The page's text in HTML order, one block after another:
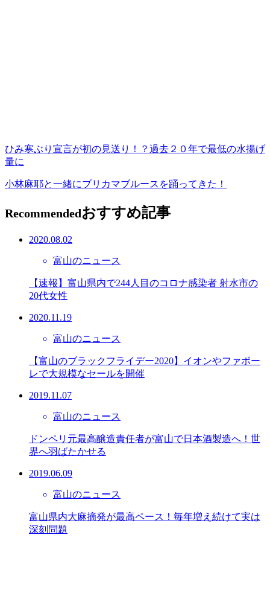
ひみ寒ぶり宣言が初の見送り！？過去２０年で最低の水揚げ
量に
小林麻耶と一緒にブリカマブルースを踊ってきた！
Recommendedおすすめ記事
2020.08.02
富山のニュース
【速報】富山県内で244人目のコロナ感染者 射水市の
20代女性
2020.11.19
富山のニュース
【富山のブラックフライデー2020】イオンやファボー
レで大規模なセールを開催
2019.11.07
富山のニュース
ドンペリ元最高醸造責任者が富山で日本酒製造へ！世
界へ羽ばたかせる
2019.06.09
富山のニュース
富山県内大麻摘発が最高ペース！毎年増え続けて実は
深刻問題